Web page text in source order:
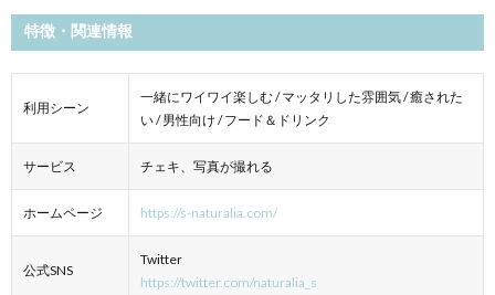
特徴・関連情報
利用シーン
一緒にワイワイ楽しむ / マッタリした雰囲気 / 癒された
い / 男性向け / フード＆ドリンク
サービス チェキ、写真が撮れる
ホームページ https://s-naturalia.com/
公式SNS
Twitter
https://twitter.com/naturalia_s